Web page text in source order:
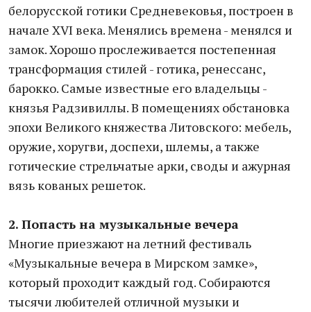
белорусской готики Средневековья, построен в
начале XVI века. Менялись времена - менялся и
замок. Хорошо прослеживается постепенная
трансформация стилей - готика, ренессанс,
барокко. Самые известные его владельцы -
князья Радзивиллы. В помещениях обстановка
эпохи Великого княжества Литовского: мебель,
оружие, хоругви, доспехи, шлемы, а также
готические стрельчатые арки, своды и ажурная
вязь кованых решеток.
2. Попасть на музыкальные вечера
Многие приезжают на летний фестиваль
«Музыкальные вечера в Мирском замке»,
который проходит каждый год. Собираются
тысячи любителей отличной музыки и